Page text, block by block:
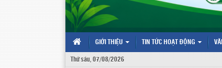
GIỚI THIỆU TIN TỨC HOẠT ĐỘNG
Thứ sáu, 07/08/2026